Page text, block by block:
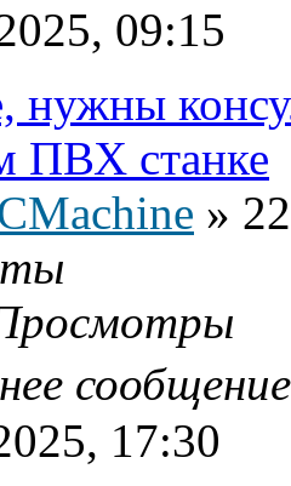
09:15
нужны
ПВХ станке
»
17:30